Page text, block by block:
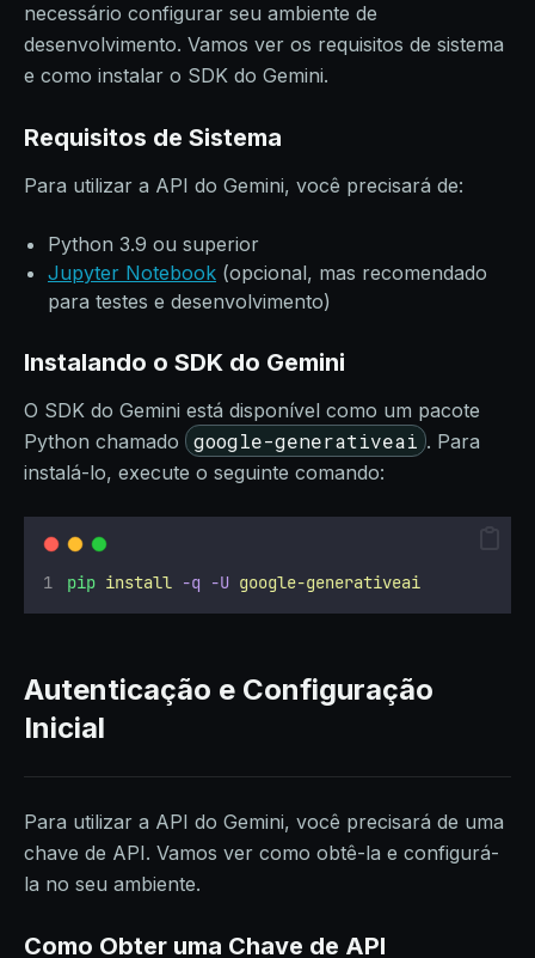
necessário configurar seu ambiente de
desenvolvimento. Vamos ver os requisitos de sistema
e como instalar o SDK do Gemini.
Requisitos de Sistema
Para utilizar a API do Gemini, você precisará de:
Python 3.9 ou superior
Jupyter Notebook (opcional, mas recomendado
para testes e desenvolvimento)
Instalando o SDK do Gemini
O SDK do Gemini está disponível como um pacote
Python chamado
google-generativeai . Para
instalá-lo, execute o seguinte comando:
pip install -q -U google-generativeai
Autenticação e Configuração
Inicial
Para utilizar a API do Gemini, você precisará de uma
chave de API. Vamos ver como obtê-la e configurá-
la no seu ambiente.
Como Obter uma Chave de API